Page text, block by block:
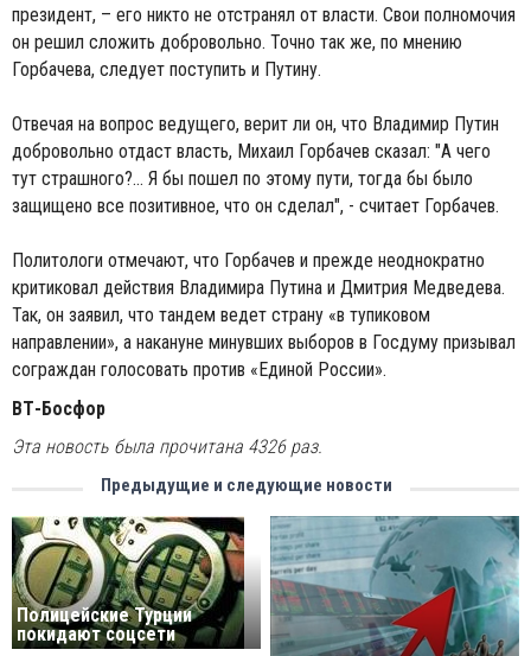
президент, – его никто не отстранял от власти. Свои полномочия
он решил сложить добровольно. Точно так же, по мнению
Горбачева, следует поступить и Путину.
Отвечая на вопрос ведущего, верит ли он, что Владимир Путин
добровольно отдаст власть, Михаил Горбачев сказал: "А чего
тут страшного?... Я бы пошел по этому пути, тогда бы было
защищено все позитивное, что он сделал", - считает Горбачев.
Политологи отмечают, что Горбачев и прежде неоднократно
критиковал действия Владимира Путина и Дмитрия Медведева.
Так, он заявил, что тандем ведет страну «в тупиковом
направлении», а накануне минувших выборов в Госдуму призывал
сограждан голосовать против «Единой России».
ВТ-Босфор
Эта новость была прочитана 4326 раз.
Предыдущие и следующие новости
Полицейские Турции
покидают соцсети